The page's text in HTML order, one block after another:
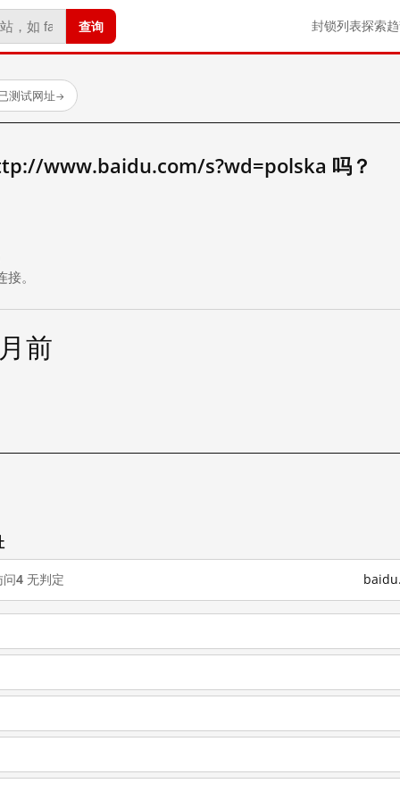
查询 封锁列表探索
测试网址→
www.baidu.com/s?wd=polska 吗？
。
前
问4 无判定